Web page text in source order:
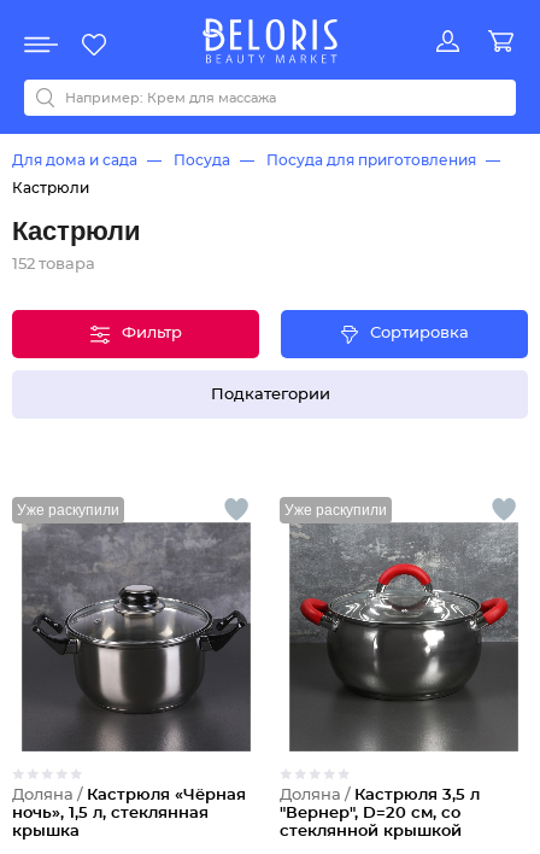
Акции
Все бренды
0-9ABCDEFGHIJKLMNOPQRSTUVWYZАБВДЗИМОКЛНПРСТУФ
Для дома и сада Посуда
Посуда для приготовления
Кастрюли
Кастрюли
152 товара
Фильтр Сортировка
Подкатегории
Уже раскупили
Доляна / Кастрюля «Чёрная
ночь», 1,5 л, стеклянная
крышка
Уже раскупили
Доляна / Кастрюля 3,5 л
"Вернер", D=20 см, со
стеклянной крышкой